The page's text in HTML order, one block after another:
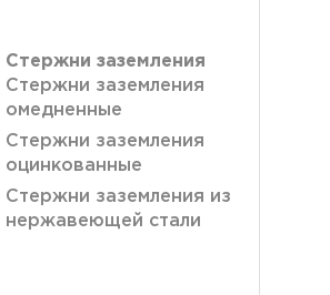
Стержни заземления
Стержни заземления
омедненные
Стержни заземления
оцинкованные
Стержни заземления из
нержавеющей стали